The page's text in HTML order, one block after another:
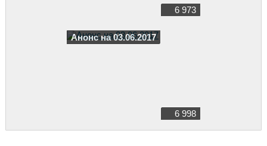
6 973
Анонс на 03.06.2017
6 998